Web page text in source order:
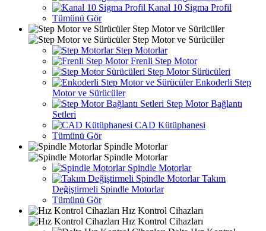
Kanal 10 Sigma Profil
Tümünü Gör
Step Motor ve Sürücüler
Step Motor ve Sürücüler
Step Motorlar
Frenli Step Motor
Step Motor Sürücüleri
Enkoderli Step
Motor ve Sürücüler
Step Motor Bağlantı
Setleri
CAD Kütüphanesi
Tümünü Gör
Spindle Motorlar
Spindle Motorlar
Spindle Motorlar
Takım
Değiştirmeli Spindle Motorlar
Tümünü Gör
Hız Kontrol Cihazları
Hız Kontrol Cihazları